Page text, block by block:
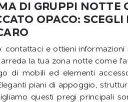
DI GRUPPI NOTTE
OPACO:
: contattaci e ottieni
la tua zona notte come
di mobili ed elementi
piani di appoggio,
questi pregi principali